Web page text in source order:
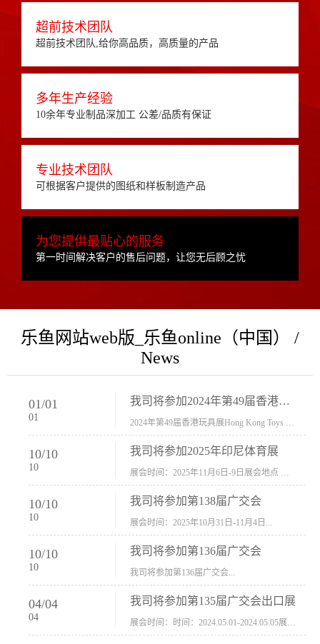
超前技术团队
超前技术团队,给你高品质，高质量的产品
多年生产经验
10余年专业制品深加工 公差/品质有保证
专业技术团队
可根据客户提供的图纸和样板制造产品
为您提供最贴心的服务
第一时间解决客户的售后问题，让您无后顾之忧
乐鱼网站web版_乐鱼online（中国） /
News
01/01
01
我司将参加2024年第49届香港玩具展Hong Kong Toys & Games Fair 欢迎新···
10/10
10
我司将参加2025年印尼体育展
10/10
10
我司将参加第138届广交会
展会时间：2025年10月31日-11月4日...
10/10
10
我司将参加第136届广交会
我司将参加第136届广交会...
04/04
04
我司将参加第135届广交会出口展
展会时间：时间：2024.05.01-2024.05.05展会地址：中国进出口商品交易会展馆福建康莱宝公司展位号12.1G37-38、H11-12，浙江康莱宝展位号17.1B23-24、C19-20...